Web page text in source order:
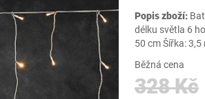
Popis zboží:
délku světla 6
50 cm Šířka:
Běžná cena
328 Kč